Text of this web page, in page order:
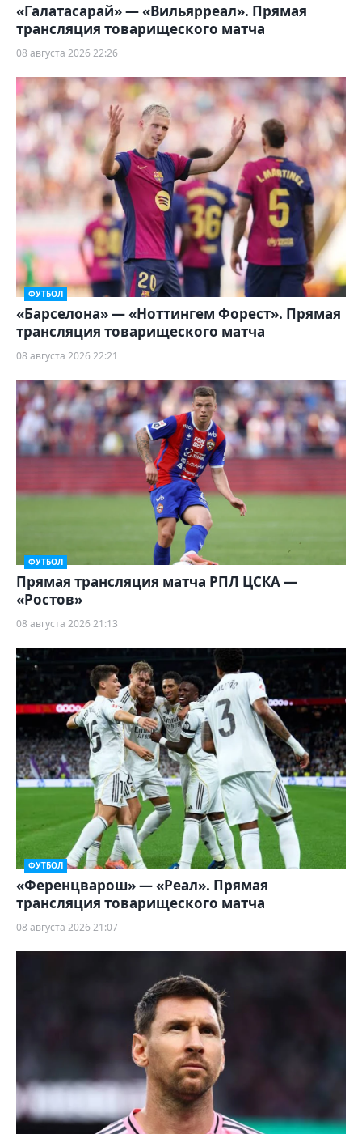
«Галатасарай» — «Вильярреал». Прямая
трансляция товарищеского матча
08 августа 2026 22:26
ФУТБОЛ
«Барселона» — «Ноттингем Форест». Прямая
трансляция товарищеского матча
08 августа 2026 22:21
ФУТБОЛ
Прямая трансляция матча РПЛ ЦСКА —
«Ростов»
08 августа 2026 21:13
ФУТБОЛ
«Ференцварош» — «Реал». Прямая
трансляция товарищеского матча
08 августа 2026 21:07